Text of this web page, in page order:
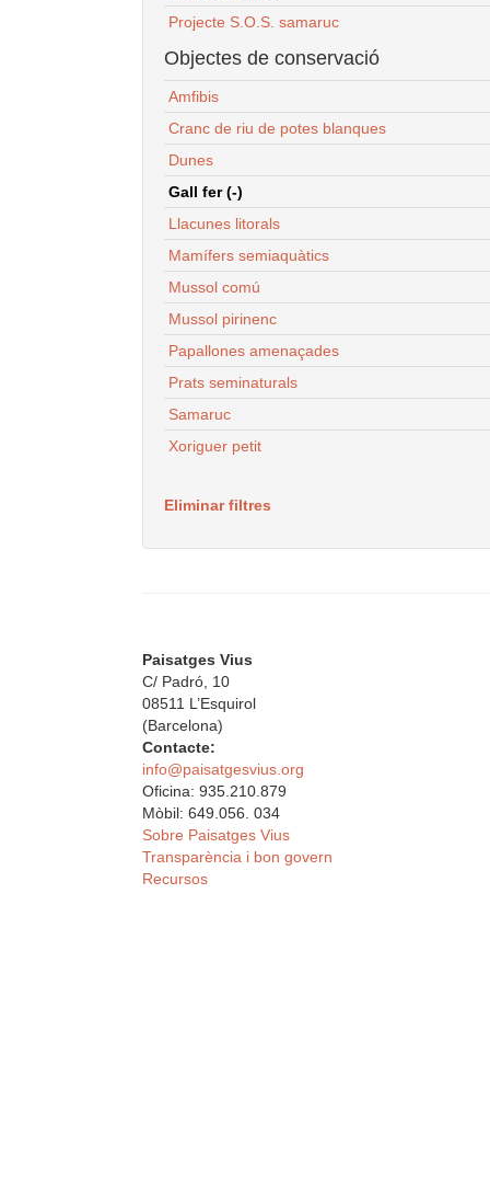
Projecte S.O.S. samaruc
Objectes de conservació
Amfibis
Cranc de riu de potes blanques
Dunes
Gall fer (-)
Llacunes litorals
Mamífers semiaquàtics
Mussol comú
Mussol pirinenc
Papallones amenaçades
Prats seminaturals
Samaruc
Xoriguer petit
Eliminar filtres
Paisatges Vius
C/ Padró, 10
08511 L’Esquirol
(Barcelona)
Contacte:
info@paisatgesvius.org
Oficina: 935.210.879
Mòbil: 649.056. 034
Sobre Paisatges Vius
Transparència i bon govern
Recursos